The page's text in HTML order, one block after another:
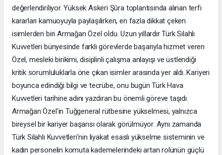
değerlendiriliyor. Yüksek Askeri Şûra toplantısında alınan terfi
kararları kamuoyuyla paylaşılırken, en fazla dikkat çeken
isimlerden biri Armağan Özel oldu. Uzun yıllardır Türk Silahlı
Kuvvetleri bünyesinde farklı görevlerde başarıyla hizmet veren
Özel, mesleki birikimi, disiplinli çalışma anlayışı ve üstlendiği
kritik sorumluluklarla öne çıkan isimler arasında yer aldı. Kariyeri
boyunca edindiği bilgi ve tecrübe, onu bugün Türk Hava
Kuvvetleri tarihine adını yazdıran bu önemli göreve taşıdı.
Armağan Özel'in Tuğgeneral rütbesine yükselmesi, yalnızca
bireysel bir kariyer başarısı olarak görülmüyor. Aynı zamanda
Türk Silahlı Kuvvetleri'nin liyakat esaslı yükselme sisteminin ve
kadın personelin komuta kademelerindeki artan rolünün güçlü